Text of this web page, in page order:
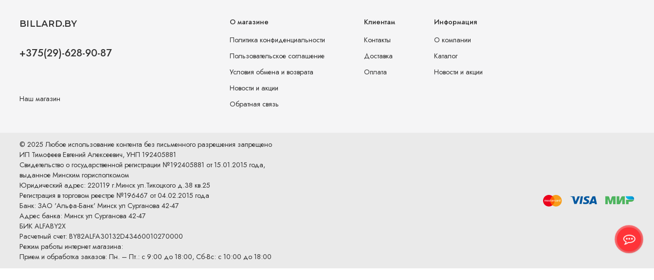
О магазине
Политика конфиденциальности
Пользовательское соглашение
Условия обмена и возврата
Новости и акции
Обратная связь
Клиентам
Контакты
Доставка
Оплата
Информация
О компании
Каталог
Новости и акции
BILLARD.BY
+375(29)-628-90-87
Наш магазин
© 2025 Любое использование контента без письменного разрешения запрещено
ИП Тимофеев Евгений Алексеевич, УНП 192405881
Свидетельство о государственной регистрации №192405881 от 15.01.2015 года,
выданное Минским горисполкомом
Юридический адрес: 220119 г.Минск ул.Тикоцкого д.38 кв.25
Регистрация в торговом реестре №196467 от 04.02.2015 года
Банк: ЗАО 'Альфа-Банк' Минск ул Сурганова 42-47
Адрес банка: Минск ул Сурганова 42-47
БИК ALFABY2X
Расчетный счет: BY82ALFA30132D43460010270000
Режим работы интернет магазина:
Прием и обработка заказов: Пн. – Пт.: с 9:00 до 18:00, Сб-Вс: с 10:00 до 18:00